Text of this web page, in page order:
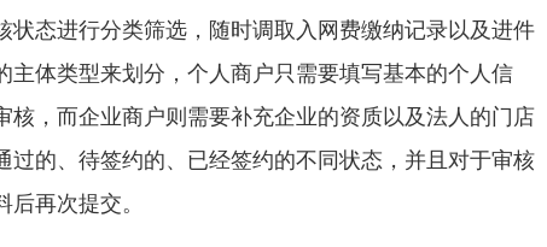
态进行分类筛选，随时调取入网费缴纳记录以及进件
体类型来划分，个人商户只需要填写基本的个人信
，而企业商户则需要补充企业的资质以及法人的门店
的、待签约的、已经签约的不同状态，并且对于审核
再次提交。